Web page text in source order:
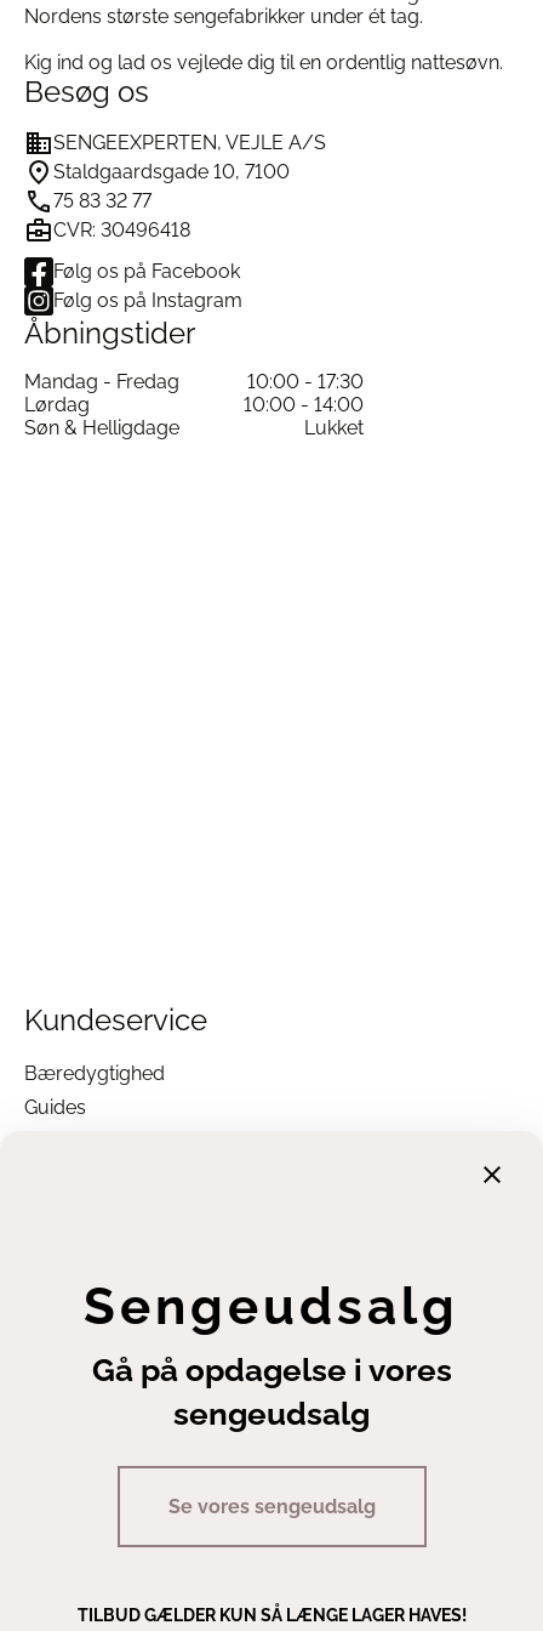
Sengeudsalg
Gå på opdagelse i vores
sengeudsalg
Se vores sengeudsalg
TILBUD GÆLDER KUN SÅ LÆNGE LAGER HAVES!
Det naturlige valg til tryg babysøvn
Ringsted Dun Royal Gås Babypudeer den
oplagte løsning, hvis du ønsker en blød, lav og
allergivenlig babypude i absolut topklasse. Puden
giver optimal støtte og skaber et sundt, stabilt og
naturligt sovemiljø – perfekt til tryg babysøvn fra
første dag.
Bemærk:Dyne og pude sælges separat.
Se hele Dyneudvalget fra Ringsted Dun
Læs mere om Oeko-Tex 100 certificeringen
BesøgRingsted Dun
Nordens største sengefabrikker under ét tag.
Kig ind og lad os vejlede dig til en ordentlig nattesøvn.
Besøg os
SENGEEXPERTEN, VEJLE A/S
Staldgaardsgade 10, 7100
75 83 32 77
CVR: 30496418
Følg os på Facebook
Følg os på Instagram
Åbningstider
Mandag - Fredag
10:00 - 17:30
Lørdag
10:00 - 14:00
Søn & Helligdage
Lukket
Kundeservice
Bæredygtighed
Guides
Fortrydelsesret
Cookie- og privatlivsindstillinger
Copyright | Sengeexperten A/S